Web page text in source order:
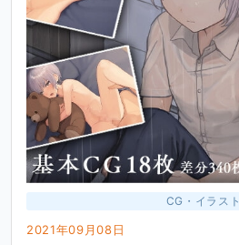
CG・イラスト
2021年09月08日